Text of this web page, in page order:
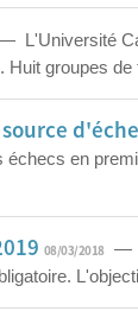
L'Université
Huit groupes de
en
08/03/2018 —